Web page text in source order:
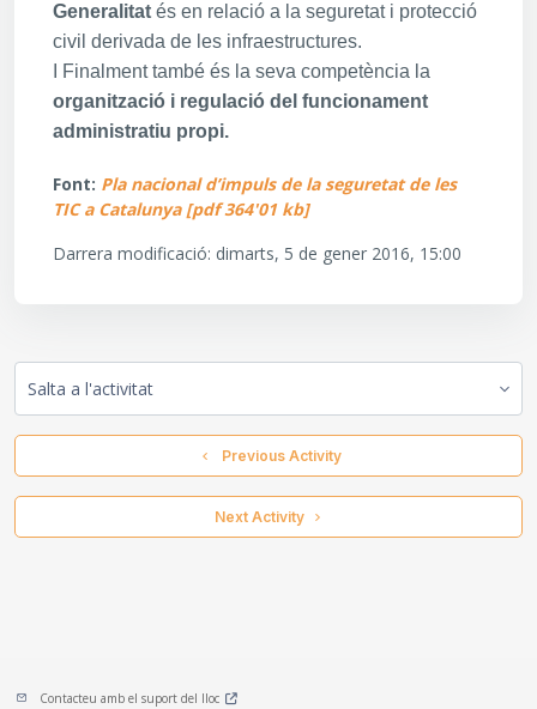
Generalitat és en relació a la seguretat i protecció
civil derivada de les infraestructures.
I Finalment també és la seva competència la
organització i regulació del funcionament
administratiu propi.
Font: Pla nacional d’impuls de la seguretat de les
TIC a Catalunya [pdf 364'01 kb]
Darrera modificació: dimarts, 5 de gener 2016, 15:00
  Previous Activity
Next Activity
Contacteu amb el suport del lloc